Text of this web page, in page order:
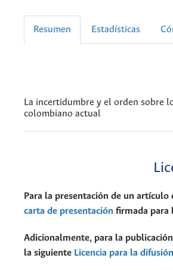
Resumen Estadísticas
La incertidumbre y el orden sobre
colombiano actual
Para la presentación de un
carta de presentación firmada para
Adicionalmente, para la
la siguiente Licencia para la